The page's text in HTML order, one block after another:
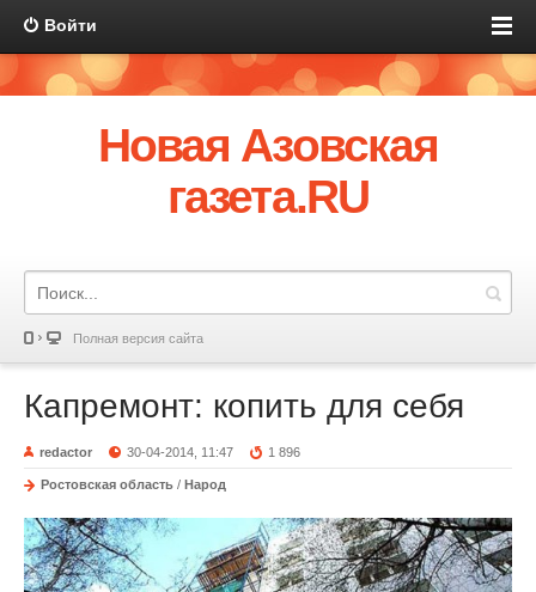
Войти
Новая Азовская
газета.RU
Полная версия сайта
Капремонт: копить для себя
redactor 30-04-2014, 11:47 1 896
Ростовская область / Народ